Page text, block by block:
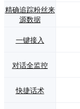
精确追踪粉丝来
源数据
一键接入
对话全监控
快捷话术